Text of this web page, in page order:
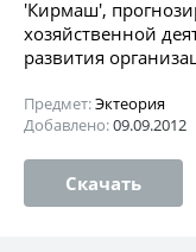
'Кирмаш',
хозяйственной
развития
Предмет:Эктеория
Добавлено:09.09.2012
Скачать